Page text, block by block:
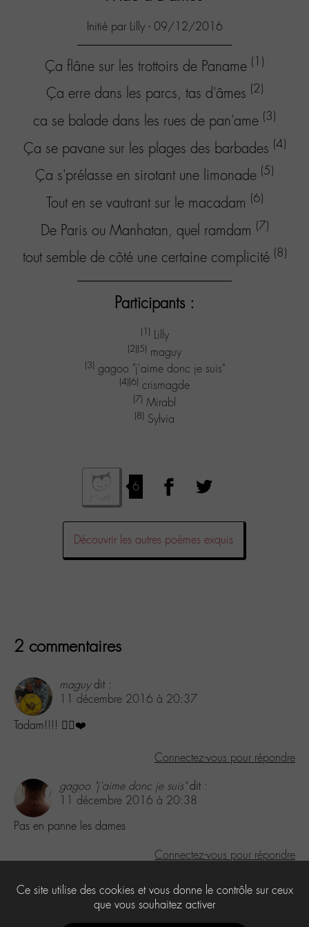
Initié par Lilly - 09/12/2016
Ça flâne sur les trottoirs de Paname (1)
Ça erre dans les parcs, tas d'âmes (2)
ca se balade dans les rues de pan'ame (3)
Ça se pavane sur les plages des barbades (4)
Ça s'prélasse en sirotant une limonade (5)
Tout en se vautrant sur le macadam (6)
De Paris ou Manhatan, quel ramdam (7)
tout semble de côté une certaine complicité (8)
Participants :
(1) Lilly
(2)(5) maguy
(3) gagoo "j'aime donc je suis"
(4)(6) crismagde
(7) Mirabl
(8) Sylvia
6
Découvrir les autres poèmes exquis
2 commentaires
maguy dit :
11 décembre 2016 à 20:37
Tadam!!!! 👌🏾❤️
Connectez-vous pour répondre
gagoo "j'aime donc je suis" dit :
11 décembre 2016 à 20:38
Pas en panne les dames
Connectez-vous pour répondre
Laisser un commentaire
Ce site utilise des cookies et vous donne le contrôle sur ceux
que vous souhaitez activer